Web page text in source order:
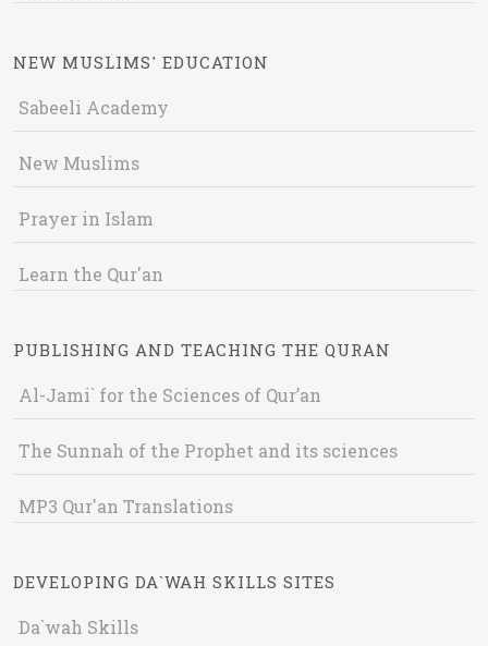
NEW MUSLIMS' EDUCATION
Sabeeli Academy
New Muslims
Prayer in Islam
Learn the Qur'an
PUBLISHING AND TEACHING THE QURAN
Al-Jami` for the Sciences of Qur’an
The Sunnah of the Prophet and its sciences
MP3 Qur'an Translations
DEVELOPING DA`WAH SKILLS SITES
Da`wah Skills